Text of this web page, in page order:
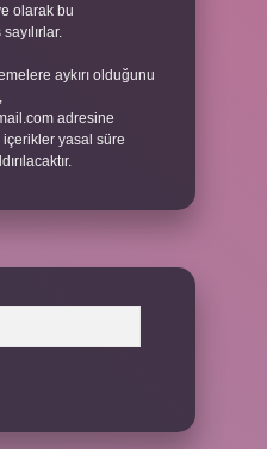
olarak bu
aykırı olduğunu
adresine
yasal süre